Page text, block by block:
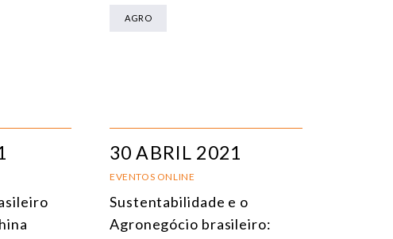
TODOS OS EVENTOS
AGRO
30 ABRIL 2021
EVENTOS ONLINE
Sustentabilidade e o
Agronegócio brasileiro: